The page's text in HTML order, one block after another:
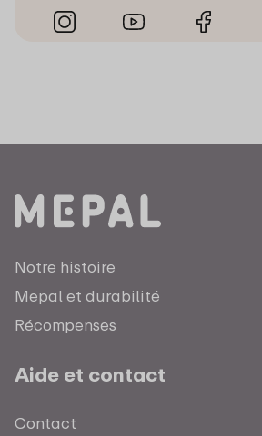
Notre histoire
Mepal et durabilité
Récompenses
Aide et contact
Contact